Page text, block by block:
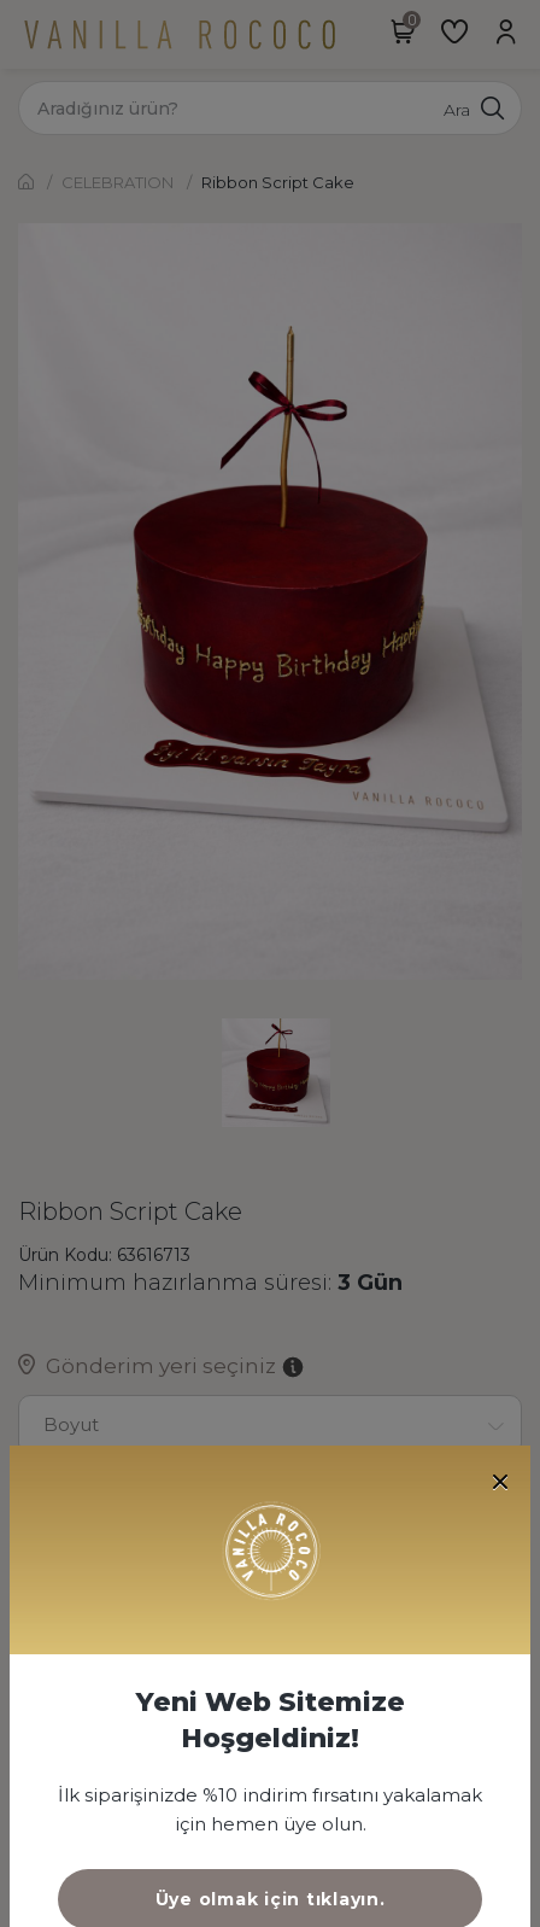
Ara
CELEBRATION Ribbon Script Cake
Ribbon Script Cake
Ürün Kodu: 63616713
Minimum hazırlanma süresi: 3 Gün
Gönderim yeri seçiniz
Boyut
6000 TL
SİPARİŞ VER
Yeni Web Sitemize
Hoşgeldiniz!
İlk siparişinizde %10 indirim fırsatını yakalamak
için hemen üye olun.
Üye olmak için tıklayın.